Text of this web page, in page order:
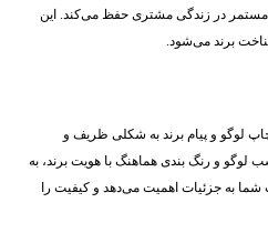
مستمر در زندگی مشتری حفظ می‌کند. این
برند می‌شود.
لوگو و پیام برند به شکلی ظریف و
و رنگ ‌بندی هماهنگ با هویت برند، به
به جزئیات اهمیت می‌دهد و کیفیت را